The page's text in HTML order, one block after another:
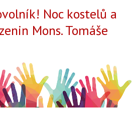
Noc kostelů a
Mons. Tomáše